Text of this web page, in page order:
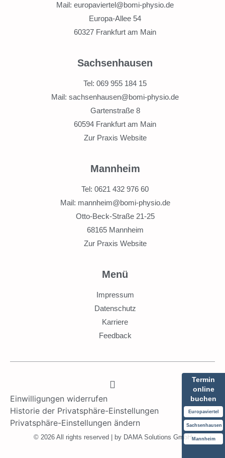
Termin
online
buchen
Europaviertel
Sachsenhausen
Mannheim
Mail: europaviertel@bomi-physio.de
Europa-Allee 54
60327 Frankfurt am Main
Sachsenhausen
Tel: 069 955 184 15
Mail: sachsenhausen@bomi-physio.de
Gartenstraße 8
60594 Frankfurt am Main
Zur Praxis Website
Mannheim
Tel: 0621 432 976 60
Mail: mannheim@bomi-physio.de
Otto-Beck-Straße 21-25
68165 Mannheim
Zur Praxis Website
Menü
Impressum
Datenschutz
Karriere
Feedback
© 2026 All rights reserved | by DAMA Solutions GmbH
Privatsphäre-Einstellungen ändern
Historie der Privatsphäre-Einstellungen
Einwilligungen widerrufen